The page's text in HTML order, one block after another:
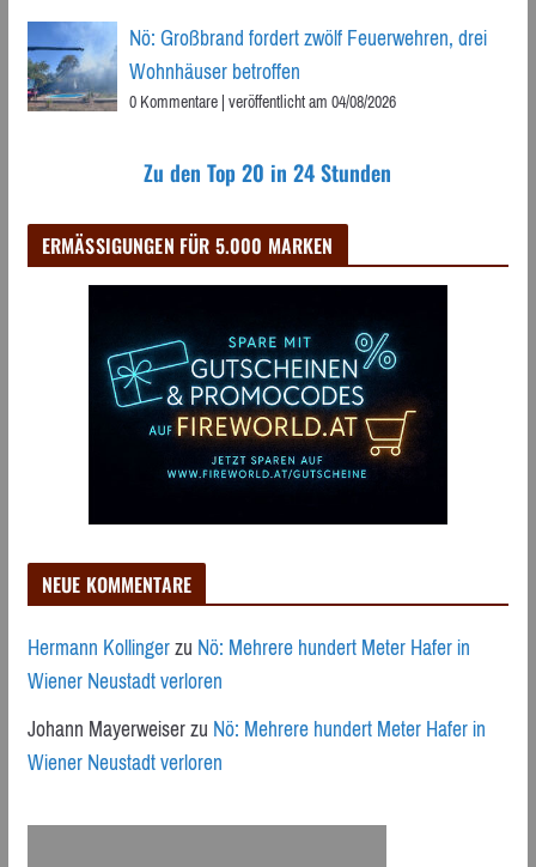
Nö: Großbrand fordert zwölf Feuerwehren, drei
Wohnhäuser betroffen
0 Kommentare|veröffentlicht am 04/08/2026
Zu den Top 20 in 24 Stunden
ERMÄSSIGUNGEN FÜR 5.000 MARKEN
NEUE KOMMENTARE
Hermann KollingerzuNö: Mehrere hundert Meter Hafer in
Wiener Neustadt verloren
Johann MayerweiserzuNö: Mehrere hundert Meter Hafer in
Wiener Neustadt verloren